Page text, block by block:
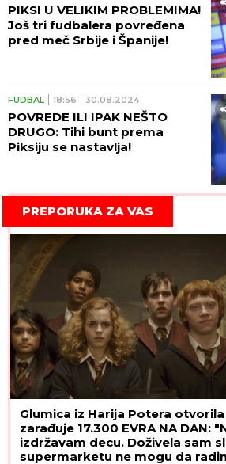
PIKSI U VELIKIM PROBLEMIMA!
Još tri fudbalera povređena
pred meč Srbije i Španije!
FUDBAL 18:56 30.08.2024
POVREDE ILI IPAK NEŠTO
DRUGO: Tihi bunt prema
Piksiju se nastavlja!
PREPORUKA ZA VAS
Glumica iz Harija Potera
zarađuje 17.300 EVRA NA DAN:
izdržavam decu. Doživela sam
supermarketu ne mogu da